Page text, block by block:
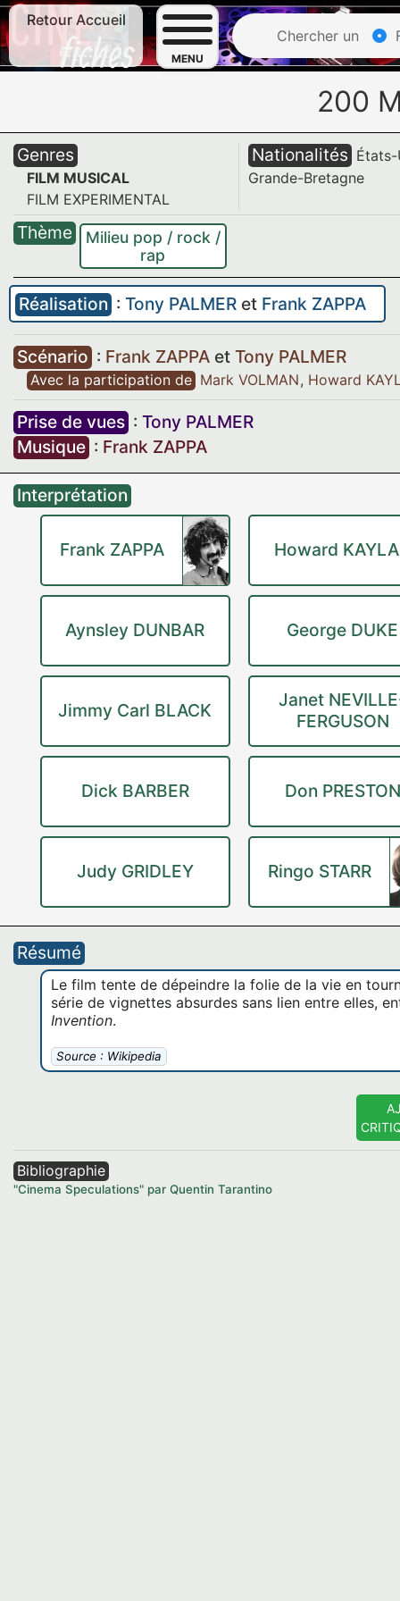
Retour Accueil
MENU
Chercher un
200
Genres
FILM MUSICAL
FILM EXPERIMENTAL
Nationalités
Grande-Bretagne
Thème
Milieu pop / rock /
rap
Réalisation : Tony PALMER et Frank ZAPPA
Scénario : Frank ZAPPA et Tony PALMER
Avec la participation de Mark VOLMAN, Howard
Prise de vues : Tony PALMER
Musique : Frank ZAPPA
Interprétation
Frank ZAPPA Howard
Aynsley DUNBAR George DUKE
Jimmy Carl BLACK
Janet
FERGUSON
Dick BARBER Don PRESTON
Judy GRIDLEY Ringo STARR
Résumé
Le film tente de dépeindre la folie de la vie en
série de vignettes absurdes sans lien entre elles,
Invention.
Source : Wikipedia
Bibliographie
"Cinema Speculations" par Quentin Tarantino